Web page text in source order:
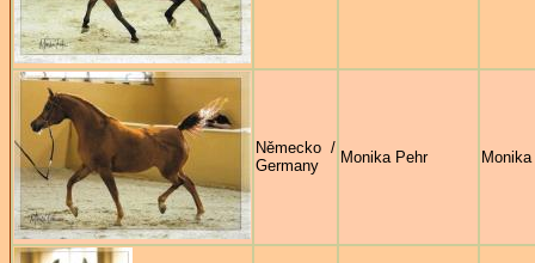
Německo /
Germany
Monika Pehr